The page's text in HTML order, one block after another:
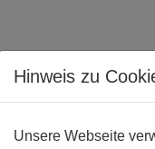
Hinweis zu
Unsere Webseite